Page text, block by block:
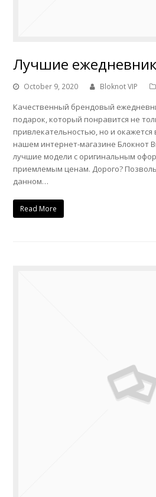
Лучшие
October 9, 2020 Bloknot VIP
Качественный брендовый
подарок, который понравится не
привлекательностью, но и
нашем интернет-магазине Блокнот
лучшие модели с оригинальным
приемлемым ценам. Дорого?
данном…
Read More